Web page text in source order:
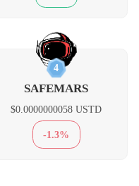
4
SAFEMARS
$0.0000000058 USTD
-1.3%